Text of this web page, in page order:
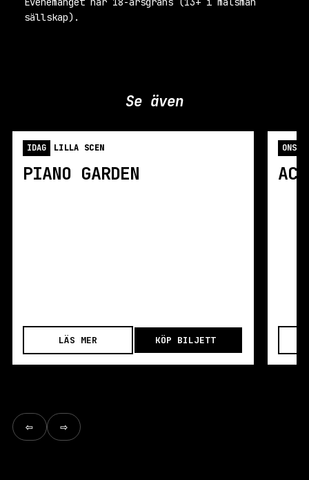
sällskap).
Se även
IDAG LILLA SCEN
PIANO GARDEN
KÖP BILJETT
LÄS MER
ONS
⇦ ⇨